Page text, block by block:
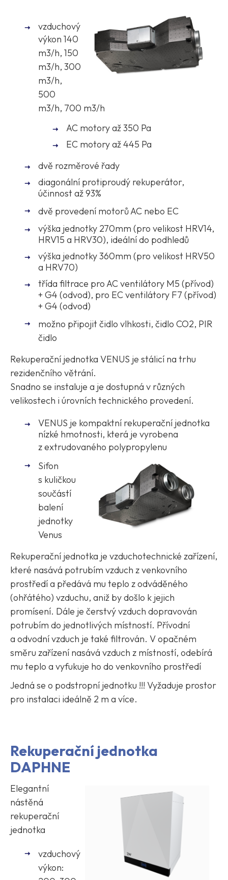
vzduchový
výkon 140
m3/h, 150
m3/h, 300
m3/h,
500
m3/h, 700 m3/h
AC motory až 350 Pa
EC motory až 445 Pa
dvě rozměrové řady
diagonální protiproudý rekuperátor,
účinnost až 93%
dvě provedení motorů AC nebo EC
výška jednotky 270mm (pro velikost HRV14,
HRV15 a HRV30), ideální do podhledů
výška jednotky 360mm (pro velikost HRV50
a HRV70)
třída filtrace pro AC ventilátory M5 (přívod)
+ G4 (odvod), pro EC ventilátory F7 (přívod)
+ G4 (odvod)
možno připojitčidlo vlhkosti, čidlo CO2, PIR
čidlo
Rekuperační jednotka VENUS je stálicí na trhu
rezidenčního větrání.
Snadno se instaluje a je dostupná v různých
velikostech i úrovních technického provedení.
VENUS je kompaktní rekuperační jednotka
nízké hmotnosti, která je vyrobena
z extrudovaného polypropylenu
Sifon
s kuličkou
součástí
balení
jednotky
Venus
Rekuperační jednotka je vzduchotechnické zařízení,
které nasává potrubím vzduch z venkovního
prostředí a předává mu teplo z odváděného
(ohřátého) vzduchu, aniž by došlo k jejich
promísení. Dále je čerstvý vzduch dopravován
potrubím do jednotlivých místností. Přívodní
a odvodní vzduch je také filtrován. V opačném
směru zařízení nasává vzduch z místností, odebírá
mu teplo a vyfukuje ho do venkovního prostředí
Jedná se o podstropní jednotku !!! Vyžaduje prostor
pro instalaci ideálně 2 m a více.
Rekuperační jednotka
DAPHNE
Elegantní
nástěná
rekuperační
jednotka
vzduchový
výkon: